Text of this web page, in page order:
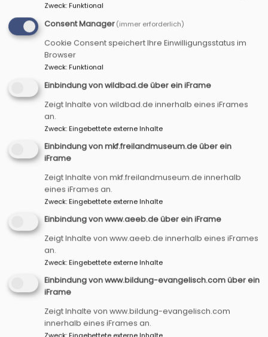
Hauptnavigation
Startseite Plakat Vielfalt neu sehen lernen
Workshop 2025
Plakat Vielfalt neu
sehen lernen
Workshop 2025
250926_Plakat_Netzwerk Vielfalt Dekanat
Uffenheim.pdf
400.07 KB
Hauptnavigation
Startseite
Fußbereichsmenü
Impressum
Zweck:Funktional
Consent Manager(immer erforderlich)
Cookie Consent speichert Ihre Einwilligungsstatus im
Browser
Zweck:Funktional
Einbindung von wildbad.de über ein iFrame
Zeigt Inhalte von wildbad.de innerhalb eines iFrames
an.
Zweck:Eingebettete externe Inhalte
Einbindung von mkf.freilandmuseum.de über ein
iFrame
Zeigt Inhalte von mkf.freilandmuseum.de innerhalb
eines iFrames an.
Zweck:Eingebettete externe Inhalte
Einbindung von www.aeeb.de über ein iFrame
Zeigt Inhalte von www.aeeb.de innerhalb eines iFrames
an.
Zweck:Eingebettete externe Inhalte
Einbindung von www.bildung-evangelisch.com über ein
iFrame
Zeigt Inhalte von www.bildung-evangelisch.com
innerhalb eines iFrames an.